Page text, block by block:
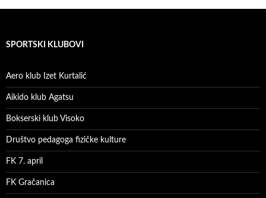
SPORTSKI KLUBOVI
Aero klub Izet Kurtalić
Aikido klub Agatsu
Bokserski klub Visoko
Društvo pedagoga fizičke kulture
FK 7. april
FK Gračanica